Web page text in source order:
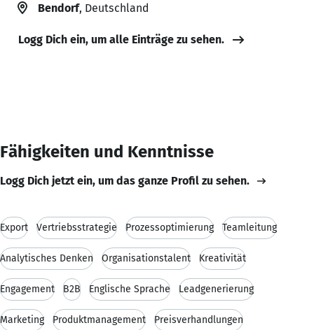
Bendorf, Deutschland
Logg Dich ein, um alle Einträge zu sehen.
Fähigkeiten und Kenntnisse
Logg Dich jetzt ein, um das ganze Profil zu sehen.
Export Vertriebsstrategie Prozessoptimierung Teamleitung
Analytisches Denken Organisationstalent Kreativität
Engagement B2B Englische Sprache Leadgenerierung
Marketing Produktmanagement Preisverhandlungen